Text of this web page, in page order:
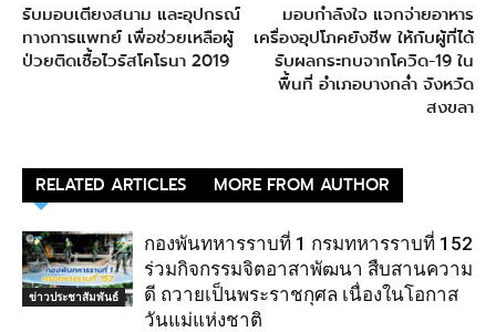
รับมอบเตียงสนาม และอุปกรณ์
ทางการแพทย์ เพื่อช่วยเหลือผู้
ป่วยติดเชื้อไวรัสโคโรนา 2019
มอบกำลังใจ​ แจกจ่าย​อาหาร
เครื่องอุปโภคยังชีพ ให้กับผู้ที่ได้
รับผลกระทบจากโควิด-19 ใน
พื้นที่ อำเภอบางกล่ำ จังหวัด
สงขลา
RELATED ARTICLES MORE FROM AUTHOR
ข่าวประชาสัมพันธ์
กองพันทหารราบที่ 1 กรมทหารราบที่ 152
ร่วมกิจกรรมจิตอาสาพัฒนา สืบสานความ
ดี ถวายเป็นพระราชกุศล เนื่องในโอกาส
วันแม่แห่งชาติ